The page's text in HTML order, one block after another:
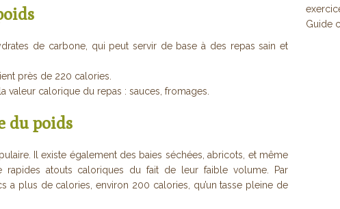
de carbone, qui peut servir de base à des repas sain et
près de 220 calories.
valeur calorique du repas : sauces, fromages.
du poids
Il existe également des baies séchées, abricots, et même
rapides atouts caloriques du fait de leur faible volume. Par
a plus de calories, environ 200 calories, qu’un tasse pleine de
Guide